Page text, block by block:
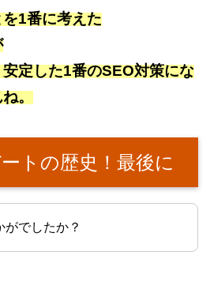
1番に考えた
定した1番のSEO対策にな
。
トの歴史！最後に
がでしたか？